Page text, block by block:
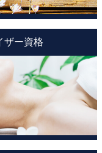
ザー資格